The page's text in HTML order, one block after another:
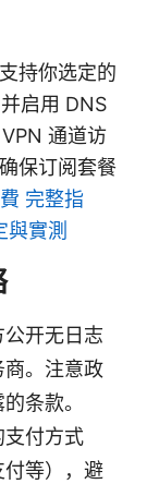
持你选定的
启用 DNS
通道访
保订阅套餐
完整指
與實測
开无日志
。注意政
条款。
支付方式
付等），避